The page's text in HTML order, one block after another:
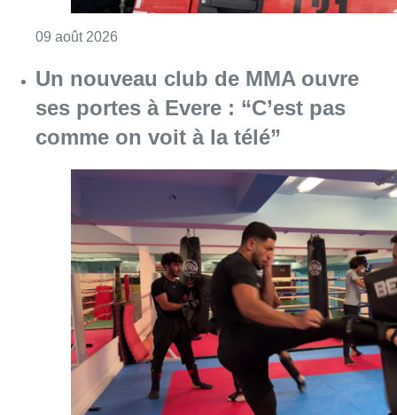
08 août 2026Consulter l'article "Un nouveau club de
Au Moeraske, Bart Hanssens
recense des insectes de plus en
plus rares